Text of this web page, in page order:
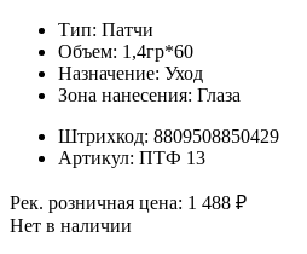
Тип: Патчи
Объем: 1,4гр*60
Назначение: Уход
Зона нанесения: Глаза
Штрихкод: 8809508850429
Артикул: ПТФ 13
Рек. розничная цена: 1 488 ₽
Нет в наличии